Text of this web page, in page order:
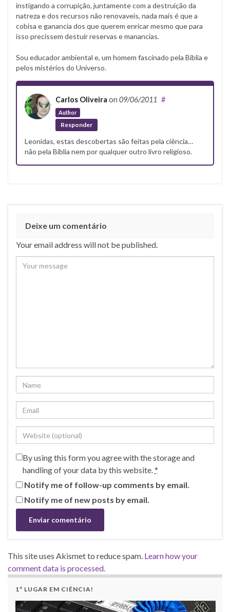
instigando a corrupição, juntamente com a destruição da
natreza e dos recursos não renovaveis, nada mais é que a
cobisa e ganancia dos que querem enricar mesmo que para
isso precissem destuir reservas e manancias.
Sou educador ambiental e, um homem fascinado pela Biblia e
pelos mistérios do Universo.
Carlos Oliveira on 09/06/2011
Author
#
Responder
Leonidas, estas descobertas são feitas pela ciência…
não pela Bíblia nem por qualquer outro livro religioso.
Deixe um comentário
Your email address will not be published.
By using this form you agree with the storage and
handling of your data by this website.*
Notify me of follow-up comments by email.
Notify me of new posts by email.
This site uses Akismet to reduce spam. Learn how your
comment data is processed.
1º LUGAR EM CIÊNCIA!